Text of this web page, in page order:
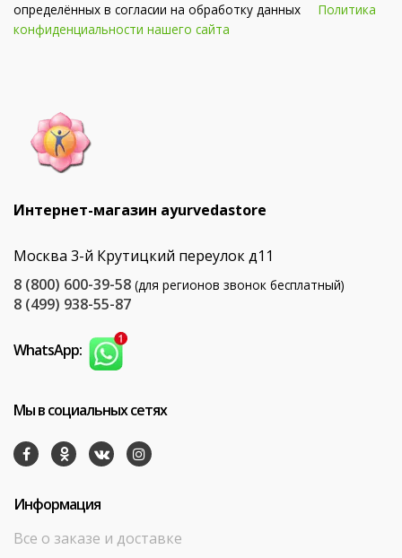
определённых в согласии на обработку данных Политика
конфиденциальности нашего сайта
Интернет-магазин ayurvedastore
Москва 3-й Крутицкий переулок д11
8 (800) 600-39-58 (для регионов звонок бесплатный)
8 (499) 938-55-87
WhatsApp:
Мы в социальных сетях
Информация
Все о заказе и доставке